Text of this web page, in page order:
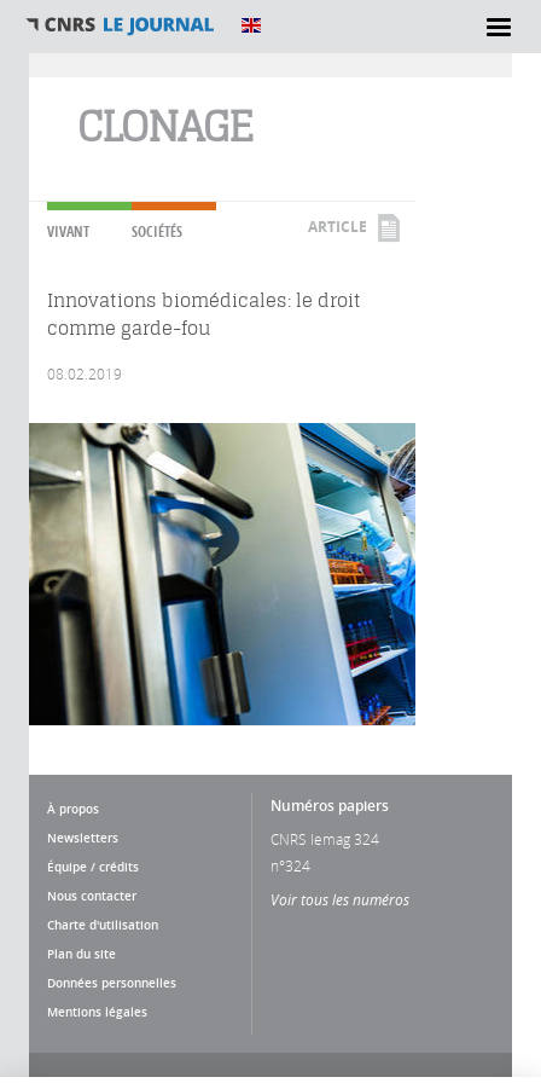
CLONAGE
VIVANT SOCIÉTÉS ARTICLE
Innovations biomédicales: le droit
comme garde-fou
08.02.2019
À propos
Newsletters
Équipe / crédits
Nous contacter
Charte d'utilisation
Plan du site
Données personnelles
Mentions légales
Numéros papiers
CNRS lemag 324
n°324
Voir tous les numéros